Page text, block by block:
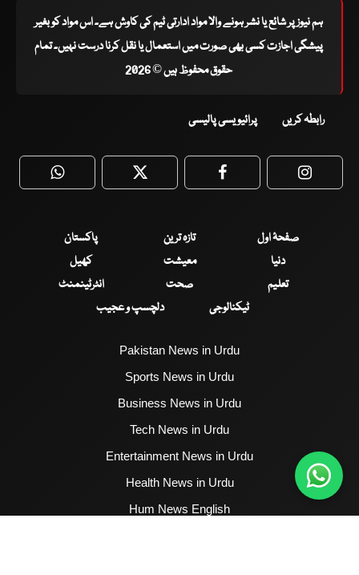
ہم نیوز پر شائع یا نشر ہونے والا مواد ادارتی ٹیم کی کاوش ہے۔ اس مواد کو بغیر
پیشگی اجازت کسی بھی صورت میں استعمال یا نقل کرنا درست نہیں۔ تمام
حقوق محفوظ ہیں © 2026
رابطہ کریں پرائیویسی پالیسی
WhatsApp Twitter Facebook
صفحۂ اول تازہ ترین
پاکستان
دنیا
معیشت
کھیل
تعلیم
صحت
انٹرٹینمنٹ
ٹیکنالوجی
دلچسپ و عجیب
Pakistan News in Urdu
Sports News in Urdu
Business News in Urdu
Tech News in Urdu
Entertainment News in Urdu
Health News in Urdu
Hum News English